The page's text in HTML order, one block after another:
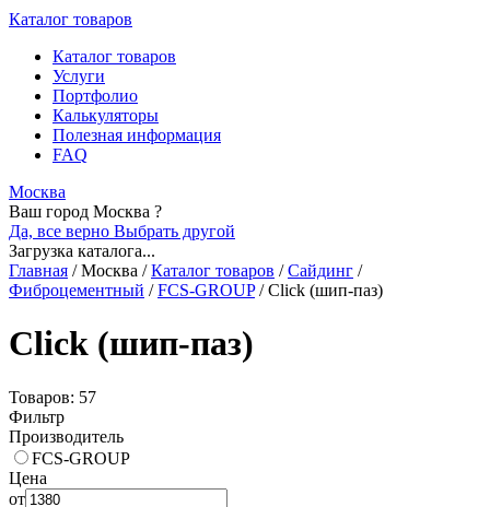
Каталог товаров
Каталог товаров
Услуги
Портфолио
Калькуляторы
Полезная информация
FAQ
Москва
Ваш город Москва ?
Да, все верно Выбрать другой
Загрузка каталога...
Главная /Москва / Каталог товаров / Сайдинг /
Фиброцементный / FCS-GROUP /Click (шип-паз)
Click (шип-паз)
Товаров: 57
Фильтр
Производитель
FCS-GROUP
Цена
от